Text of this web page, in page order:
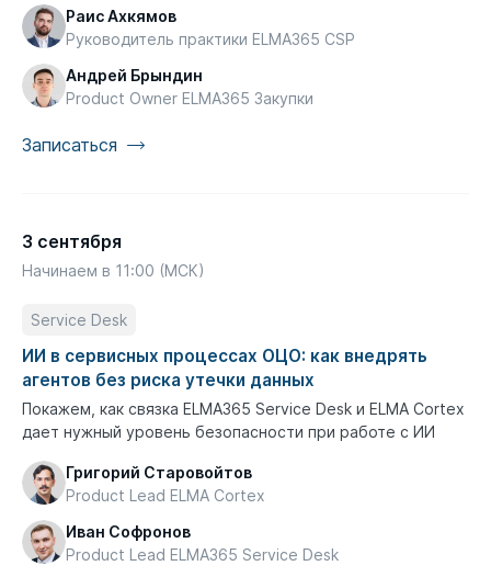
Раис Ахкямов
Руководитель практики ELMA365 CSP
Андрей Брындин
Product Owner ELMA365 Закупки
Записаться
3 сентября
Начинаем в 11:00 (МСК)
Service Desk
ИИ в сервисных процессах ОЦО: как внедрять
агентов без риска утечки данных
Покажем, как связка ELMA365 Service Desk и ELMA Cortex
дает нужный уровень безопасности при работе с ИИ
Григорий Старовойтов
Product Lead ELMA Cortex
Иван Софронов
Product Lead ELMA365 Service Desk